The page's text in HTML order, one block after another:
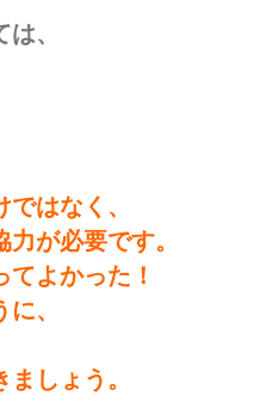
、
はなく、
が必要です。
よかった！
、
しょう。